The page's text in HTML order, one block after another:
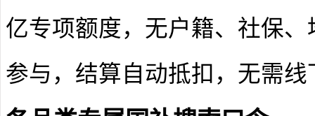
亿专项额度，无户籍、社保
参与，结算自动抵扣，无需